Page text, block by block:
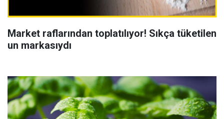
Market raflarından toplatılıyor! Sıkça tüketilen
un markasıydı